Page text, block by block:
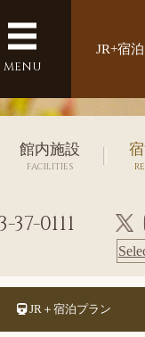
館内施設
FACILITIES
37-0111
JR＋宿泊プラン
MENU
JR+宿泊